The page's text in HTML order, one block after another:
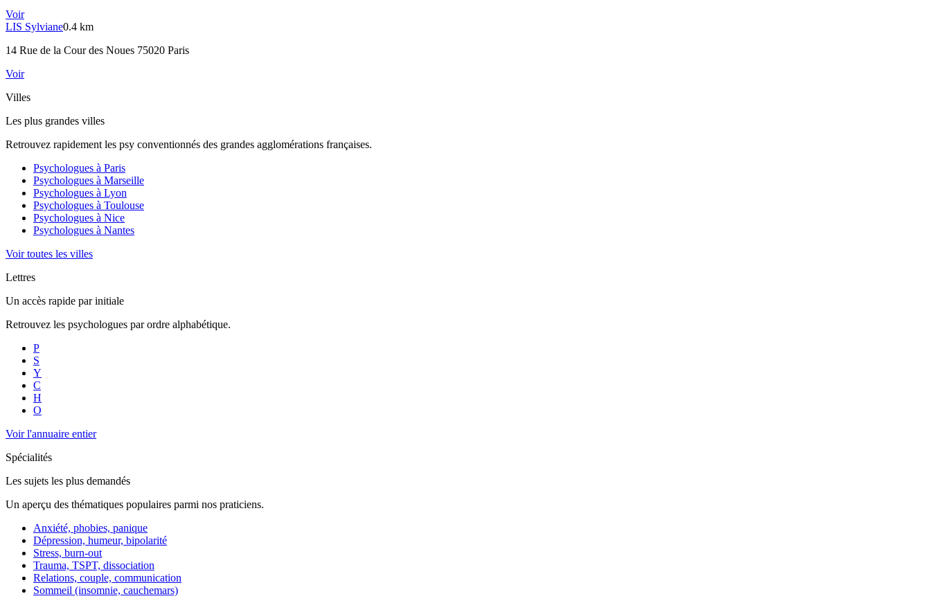
Voir
LIS Sylviane0.4 km
14 Rue de la Cour des Noues 75020 Paris
Voir
Villes
Les plus grandes villes
Retrouvez rapidement les psy conventionnés des grandes agglomérations françaises.
Psychologues à Paris
Psychologues à Marseille
Psychologues à Lyon
Psychologues à Toulouse
Psychologues à Nice
Psychologues à Nantes
Voir toutes les villes
Lettres
Un accès rapide par initiale
Retrouvez les psychologues par ordre alphabétique.
P
S
Y
C
H
O
Voir l'annuaire entier
Spécialités
Les sujets les plus demandés
Un aperçu des thématiques populaires parmi nos praticiens.
Anxiété, phobies, panique
Dépression, humeur, bipolarité
Stress, burn-out
Trauma, TSPT, dissociation
Relations, couple, communication
Sommeil (insomnie, cauchemars)